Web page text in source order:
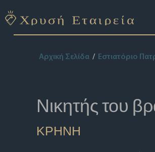
Αρχική Σελίδα Εστιατόριο
Νικητής του
ΚΡΗΝΗ